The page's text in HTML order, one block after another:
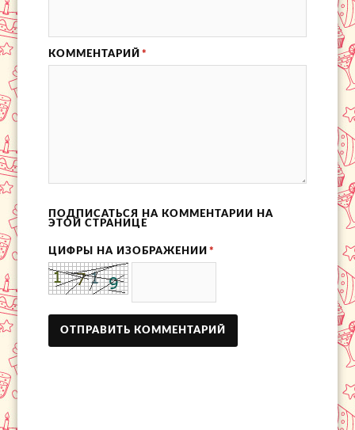
КОММЕНТАРИЙ *
ПОДПИСАТЬСЯ НА КОММЕНТАРИИ НА
ЭТОЙ СТРАНИЦЕ
ЦИФРЫ НА ИЗОБРАЖЕНИИ *